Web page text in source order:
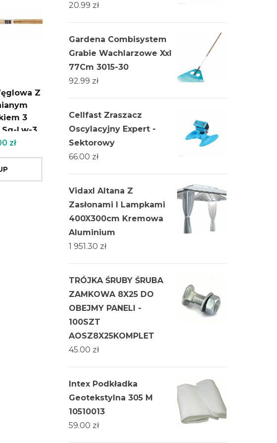
Z
3
Lw-3
zł
20.99 zł
Gardena Combisystem
Grabie Wachlarzowe Xxl
77Cm 3015-30
92.99 zł
Cellfast Zraszacz
Oscylacyjny Expert -
Sektorowy
66.00 zł
Vidaxl Altana Z
Zasłonami I Lampkami
400X300cm Kremowa
Aluminium
1 951.30 zł
TRÓJKA ŚRUBY ŚRUBA
ZAMKOWA 8X25 DO
OBEJMY PANELI -
100SZT
AOSZ8X25KOMPLET
45.00 zł
Intex Podkładka
Geotekstylna 305 M
10510013
59.00 zł